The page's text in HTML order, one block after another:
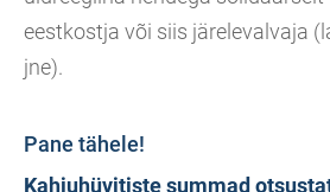
eestkostja või siis järelevalvaja
jne).
Pane tähele!
Kahjuhüvitiste summad